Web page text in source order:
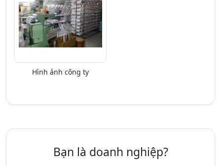
Hình ảnh công ty
Bạn là doanh nghiệp?